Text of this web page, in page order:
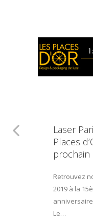
Laser
Places
prochain !
Retrouvez
2019 à la
Le…